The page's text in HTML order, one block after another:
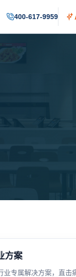
400-617-9959
方案
业专属解决方案，直击